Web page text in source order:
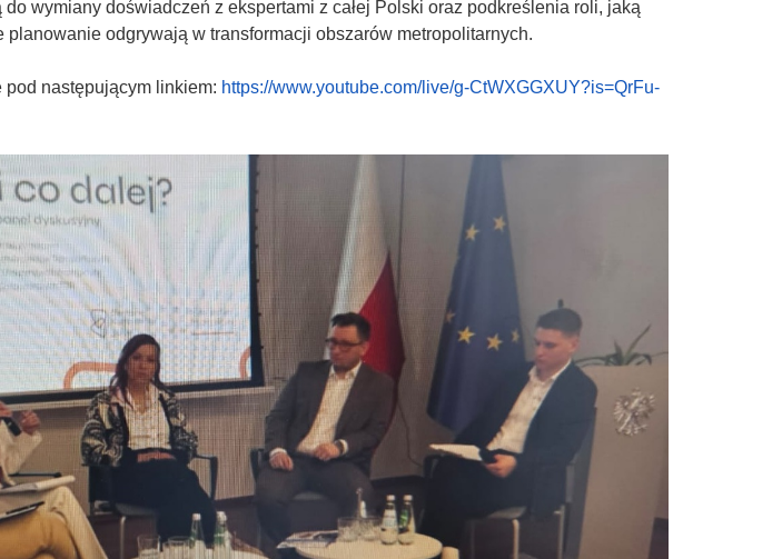
do wymiany doświadczeń z ekspertami z całej Polski oraz podkreślenia roli, jaką
odgrywają w transformacji obszarów metropolitarnych.
następującym linkiem: https://www.youtube.com/live/g-CtWXGGXUY?is=QrFu-